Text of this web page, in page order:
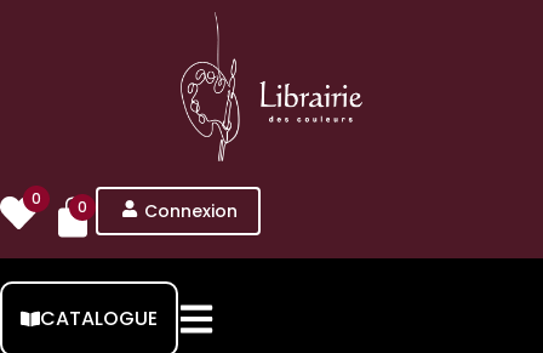
0 0 Connexion
CATALOGUE